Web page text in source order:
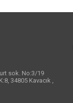
sok. No:3/19
34805 Kavacık ,